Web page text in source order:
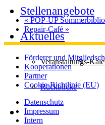
Stellenangebote
Aktuelles
Veranstaltungs-
Rückblicke
« POP-UP
Repair-Café »
Förderer und
Kooperationen
Partner
Cookie-Richtlinie (EU)
Datenschutz
Impressum
Intern